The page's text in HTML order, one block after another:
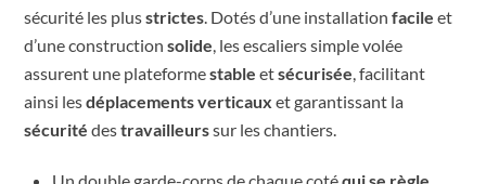
sécurité les plusstrictes. Dotés d’une installationfacile et
d’une constructionsolide, les escaliers simple volée
assurent une plateformestable etsécurisée, facilitant
ainsi lesdéplacements verticaux et garantissant la
sécurité destravailleurssur les chantiers.